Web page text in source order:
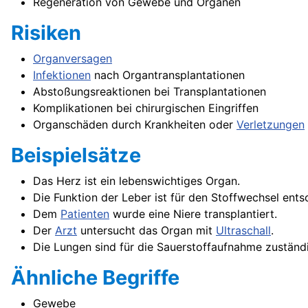
Risiken
Organversagen
Infektionen nach Organtransplantationen
Abstoßungsreaktionen bei Transplantationen
Komplikationen bei chirurgischen Eingriffen
Organschäden durch Krankheiten oder Verletzungen
Beispielsätze
Das Herz ist ein lebenswichtiges Organ.
Die Funktion der Leber ist für den Stoffwechsel
Dem Patienten wurde eine Niere transplantiert.
Der Arzt untersucht das Organ mit Ultraschall.
Die Lungen sind für die Sauerstoffaufnahme
Ähnliche Begriffe
Gewebe